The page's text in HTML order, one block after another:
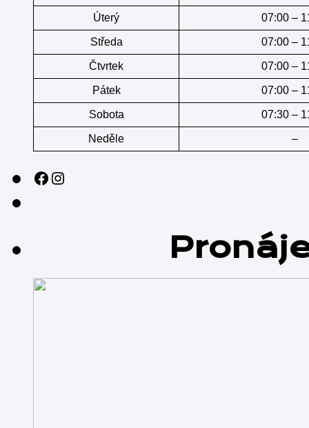
Úterý 07:00 –
Středa 07:00 –
Čtvrtek 07:00 –
Pátek 07:00 –
Sobota 07:30 –
Neděle –
Sledujte nás na sociálních sítích!Instagram